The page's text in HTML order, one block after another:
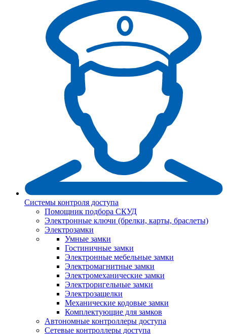
Системы контроля доступа
Помощник подбора СКУД
Электронные ключи (брелки, карты, браслеты)
Электрозамки
Умные замки
Гостиничные замки
Электронные мебельные замки
Электромагнитные замки
Электромеханические замки
Электроригельные замки
Электрозащелки
Механические кодовые замки
Комплектующие для замков
Автономные контроллеры доступа
Сетевые контроллеры доступа